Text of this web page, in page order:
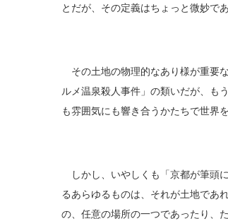
とだが、その定義はちょっと微妙であ
その土地の物理的なあり様が重要
ルメ温泉殺人事件」の類いだが、も
も雰囲気にも響き合うかたちで世界
しかし、いやしくも「京都が筆頭
るあらゆるものは、それが土地であ
の、任意の場所の一つであったり、